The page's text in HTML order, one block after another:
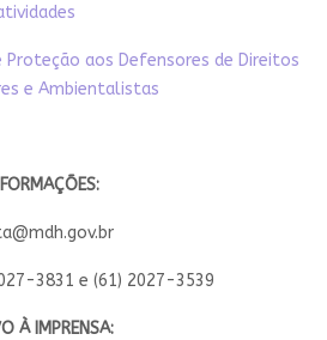
Proteção aos Defensores de Direitos
e Ambientalistas
3831 e (61) 2027-3539
À IMPRENSA: